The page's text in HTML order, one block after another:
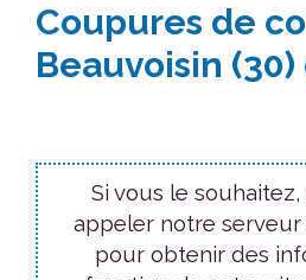
Coupures de
Beauvoisin
Si vous le
appeler notre
pour obtenir des